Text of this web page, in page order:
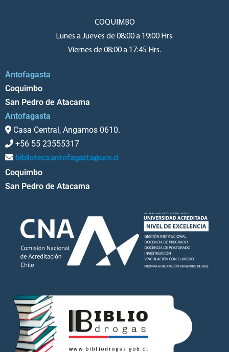
COQUIMBO
Lunes a Jueves de 08:00 a 19:00 Hrs.
Viernes de 08:00 a 17:45 Hrs.
Antofagasta
Coquimbo
San Pedro de Atacama
Antofagasta
Casa Central, Angamos 0610.
+56 55 23555317
biblioteca.antofagasta@ucn.cl
Coquimbo
San Pedro de Atacama